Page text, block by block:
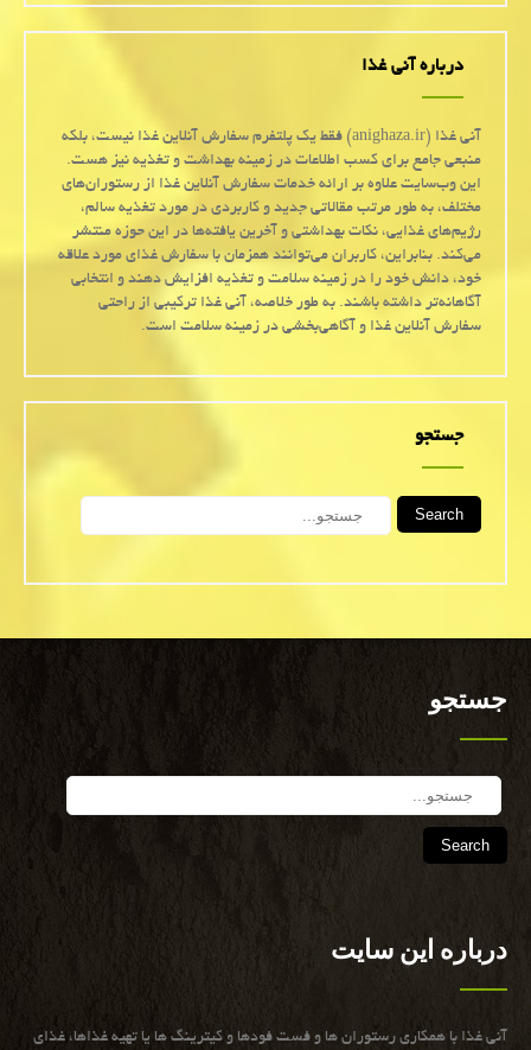
درباره آنی غذا
آنی غذا (anighaza.ir) فقط یک پلتفرم سفارش آنلاین غذا نیست، بلکه
منبعی جامع برای کسب اطلاعات در زمینه بهداشت و تغذیه نیز هست.
این وب‌سایت علاوه بر ارائه خدمات سفارش آنلاین غذا از رستوران‌های
مختلف، به طور مرتب مقالاتی جدید و کاربردی در مورد تغذیه سالم،
رژیم‌های غذایی، نکات بهداشتی و آخرین یافته‌ها در این حوزه منتشر
می‌کند. بنابراین، کاربران می‌توانند همزمان با سفارش غذای مورد علاقه
خود، دانش خود را در زمینه سلامت و تغذیه افزایش دهند و انتخابی
آگاهانه‌تر داشته باشند. به طور خلاصه، آنی غذا ترکیبی از راحتی
سفارش آنلاین غذا و آگاهی‌بخشی در زمینه سلامت است.
جستجو
Search
جستجو
درباره این سایت
آنی غذا با همكاری رستوران ها و فست فودها و كیترینگ ها یا تهیه غذاها، غذای